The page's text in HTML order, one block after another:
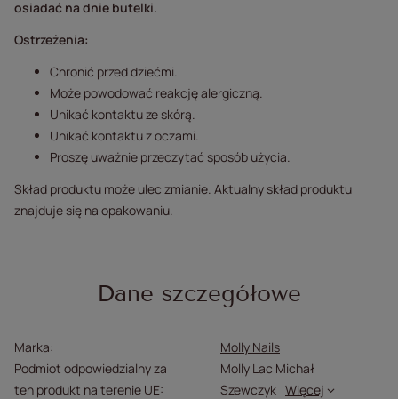
osiadać na dnie butelki.
Ostrzeżenia:
Chronić przed dziećmi.
Może powodować reakcję alergiczną.
Unikać kontaktu ze skórą.
Unikać kontaktu z oczami.
Proszę uważnie przeczytać sposób użycia.
Skład produktu może ulec zmianie. Aktualny skład produktu
znajduje się na opakowaniu.
Dane szczegółowe
Marka
Molly Nails
Podmiot odpowiedzialny za
ten produkt na terenie UE
Molly Lac Michał
Szewczyk Więcej